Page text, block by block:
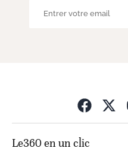
Le360 en un clic